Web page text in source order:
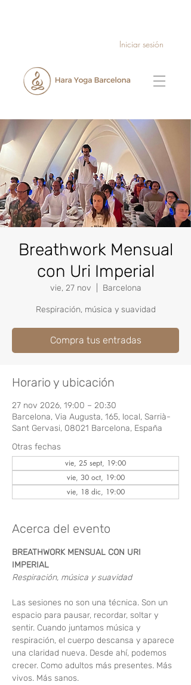
Iniciar sesión
Breathwork Mensual
con Uri Imperial
vie, 27 nov Barcelona
Respiración, música y suavidad
Compra tus entradas
Horario y ubicación
27 nov 2026, 19:00 – 20:30
Barcelona, Via Augusta, 165, local, Sarrià-
Sant Gervasi, 08021 Barcelona, España
Otras fechas
vie, 25 sept, 19:00
vie, 30 oct, 19:00
vie, 18 dic, 19:00
Acerca del evento
BREATHWORK MENSUAL CON URI
IMPERIAL
Respiración, música y suavidad
Las sesiones no son una técnica. Son un
espacio para pausar, recordar, soltar y
sentir. Cuando juntamos música y
respiración, el cuerpo descansa y aparece
una claridad nueva. Desde ahí, podemos
crecer. Como adultos más presentes. Más
vivos. Más sanos.